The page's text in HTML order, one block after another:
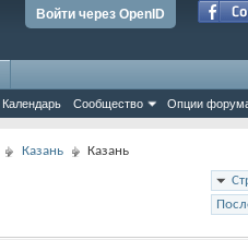
Войти через OpenID
Календарь Сообщество Опции
Казань Казань